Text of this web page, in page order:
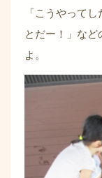
「こうやって
とだー！」な
よ。